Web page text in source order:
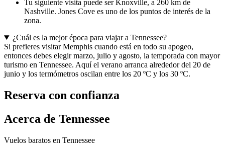
Tu siguiente visita puede ser Knoxville, a 260 km de
Nashville. Jones Cove es uno de los puntos de interés de la
zona.
¿Cuál es la mejor época para viajar a Tennessee?
Si prefieres visitar Memphis cuando está en todo su apogeo,
entonces debes elegir marzo, julio y agosto, la temporada con mayor
turismo en Tennessee. Aquí el verano arranca alrededor del 20 de
junio y los termómetros oscilan entre los 20 ºC y los 30 ºC.
Reserva con confianza
Acerca de Tennessee
Vuelos baratos en Tennessee